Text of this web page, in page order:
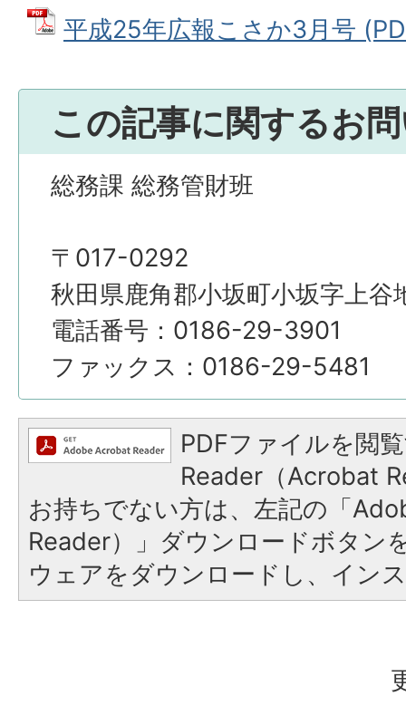
平成25年広報こさか3月号
この記事に関するお
総務課 総務管財班
〒017-0292
秋田県鹿角郡小坂町小坂字上谷
電話番号：0186-29-3901
ファックス：0186-29-5481
PDFファイルを閲
Reader（Acrobat
お持ちでない方は、左記の「
Reader）」ダウンロードボタン
ウェアをダウンロードし、イン